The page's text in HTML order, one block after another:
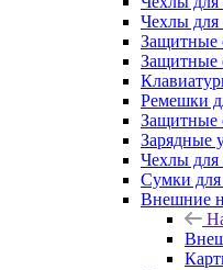
Чехлы для
Защитные
Защитные
Ремешки
Защитные
Зарядные
Чехлы
Сумки для
Внешние